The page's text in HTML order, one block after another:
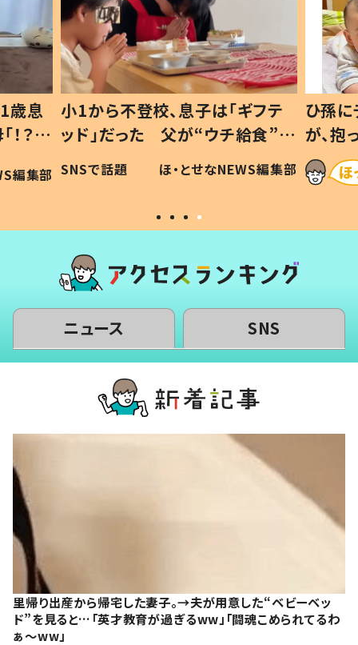
フテ
食”を
編集部
ひ孫にデレデレな80歳じいじ
が、抱っこすると…ひ孫の反応に
「涙が出ました」「可愛くて仕方な
い」
ほ・とせなNEWS編集部
ニュース SNS
里帰り出産から帰宅した妻子。→夫が用意した“ベビーベッ
ド”を見ると…「英才教育が過ぎるww」「闘魂こめられてるわ
ぁ～ww」